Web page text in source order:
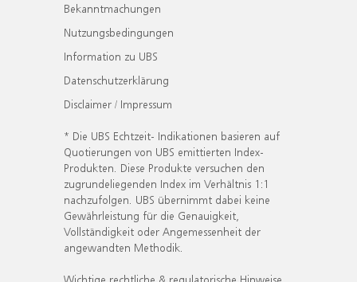
Bekanntmachungen
Nutzungsbedingungen
Information zu UBS
Datenschutzerklärung
Disclaimer / Impressum
* Die UBS Echtzeit- Indikationen basieren auf
Quotierungen von UBS emittierten Index-
Produkten. Diese Produkte versuchen den
zugrundeliegenden Index im Verhältnis 1:1
nachzufolgen. UBS übernimmt dabei keine
Gewährleistung für die Genauigkeit,
Vollständigkeit oder Angemessenheit der
angewandten Methodik.